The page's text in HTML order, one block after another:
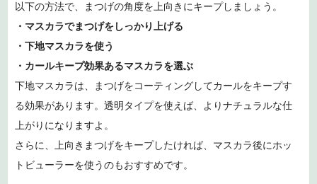
以下の方法で、まつげの角度を上向きにキープしましょう。
・マスカラでまつげをしっかり上げる
・下地マスカラを使う
・カールキープ効果あるマスカラを選ぶ
下地マスカラは、まつげをコーティングしてカールをキープす
る効果があります。透明タイプを使えば、よりナチュラルな仕
上がりになりますよ。
さらに、上向きまつげをキープしたければ、マスカラ後にホッ
トビューラーを使うのもおすすめです。